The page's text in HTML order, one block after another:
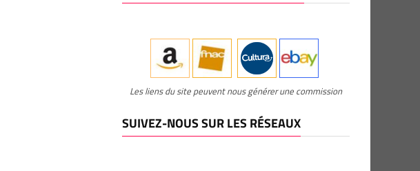
Les liens du site peuvent nous générer une commission
SUIVEZ-NOUS SUR LES RÉSEAUX